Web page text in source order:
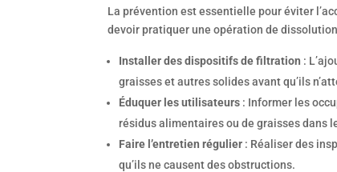
La prévention est essentielle pour éviter
devoir pratiquer une opération de
Installer des dispositifs de filtration :
graisses et autres solides avant qu’ils
Éduquer les utilisateurs : Informer les
résidus alimentaires ou de graisses dans
Faire l’entretien régulier : Réaliser des
qu’ils ne causent des obstructions.